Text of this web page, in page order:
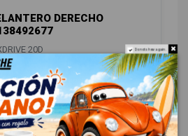
DERECHO
20D Do not show again.